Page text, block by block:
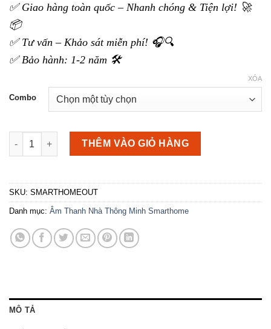
✅ Giao hàng toàn quốc – Nhanh chóng & Tiện lợi! 🚀
📦
✅ Tư vấn – Khảo sát miễn phí! 🎧🔍
✅ Bảo hành: 1-2 năm 🛠️
Combo
XÓA
Loa ngoài trời cho âm thanh nhà thông minh số lượng
THÊM VÀO GIỎ HÀNG
SKU: SMARTHOMEOUT
Danh mục: Âm Thanh Nhà Thông Minh Smarthome
MÔ TẢ